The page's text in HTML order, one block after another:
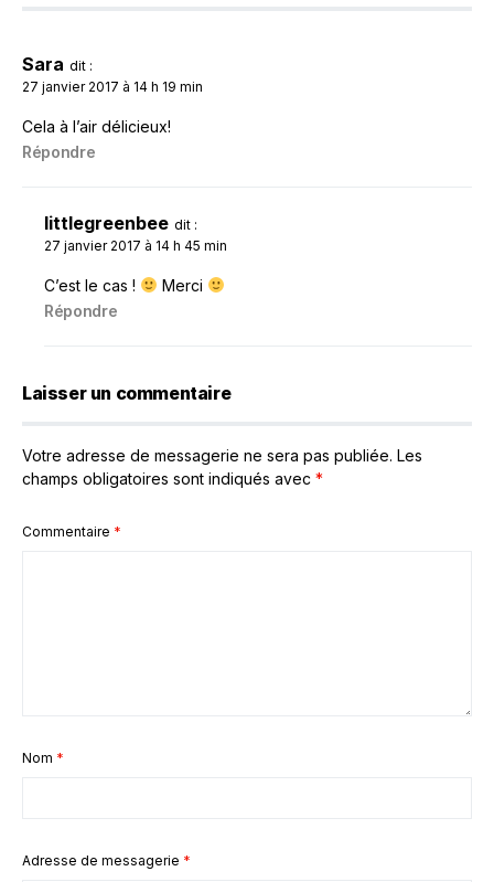
Sara dit :
27 janvier 2017 à 14 h 19 min
Cela à l’air délicieux!
Répondre
littlegreenbee dit :
27 janvier 2017 à 14 h 45 min
C’est le cas !
Merci
Répondre
Laisser un commentaire
Votre adresse de messagerie ne sera pas publiée. Les
champs obligatoires sont indiqués avec *
Commentaire *
Nom *
Adresse de messagerie *